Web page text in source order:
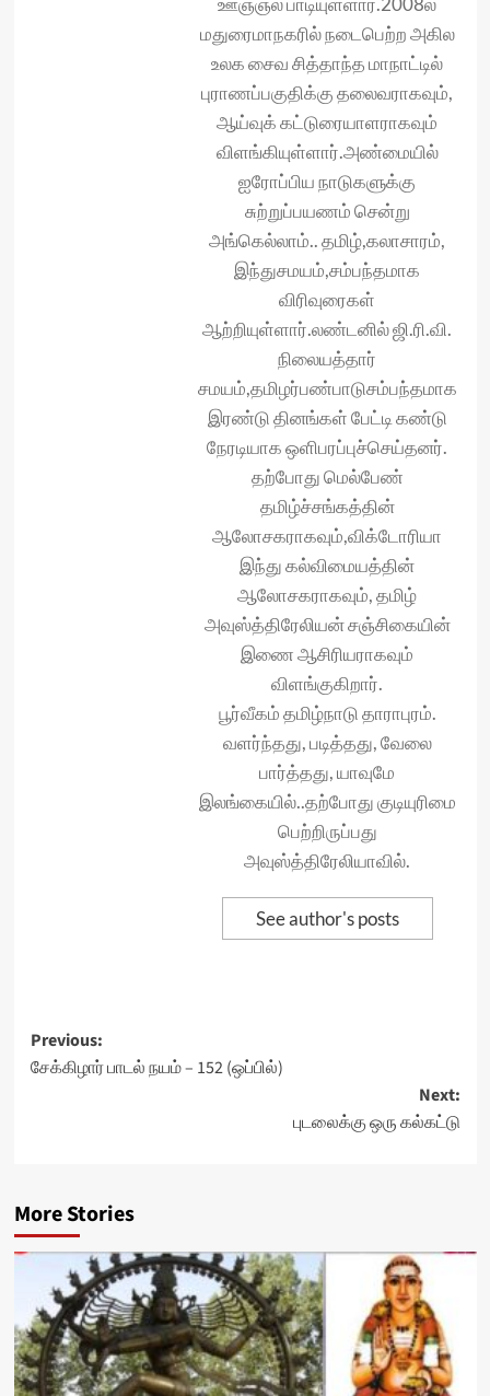
மதுரைமாநகரில் நடைபெற்ற அகில
உலக சைவ‌ சித்தாந்த மாநாட்டில்
புராணப்பகுதிக்கு தலைவராகவும்,
ஆய்வுக் கட்டுரையாள‌ராகவும்
விளங்கியுள்ளார்.அண்மையில்
ஐரோப்பிய நாடுகளுக்கு
சுற்றுப்பயணம் சென்று
அங்கெல்லாம்.. தமிழ்,கலாசாரம்,
இந்துசமயம்,சம்பந்தமாக
விரிவுரைகள்
ஆற்றியுள்ளார்.லண்டனில் ஜி.ரி.வி.
நிலையத்தார்
சமயம்,தமிழர்பண்பாடுசம்பந்தமாக
இரண்டு தினங்கள் பேட்டி கண்டு
நேரடியாக ஒளிபரப்புச்செய்தனர்.
தற்போது மெல்பேண்
தமிழ்ச்சங்கத்தின்
ஆலோசகராகவும்,விக்டோரியா
இந்து கல்விமையத்தின்
ஆலோசகராகவும், தமிழ்
அவுஸ்த்திரேலியன் சஞ்சிகையின்
இணை ஆசிரியராகவும்
விளங்குகிறார்.
பூர்வீகம் தமிழ்நாடு தாராபுரம்.
வளர்ந்தது, படித்தது, வேலை
பார்த்தது, யாவுமே
இலங்கையில்..தற்போது குடியுரிமை
பெற்றிருப்பது
அவுஸ்த்திரேலியாவில்.
See author's posts
Post
navigation
Previous:
சேக்கிழார் பாடல் நயம் – 152 (ஒப்பில்)
Next:
புடலைக்கு ஒரு கல்கட்டு
More Stories